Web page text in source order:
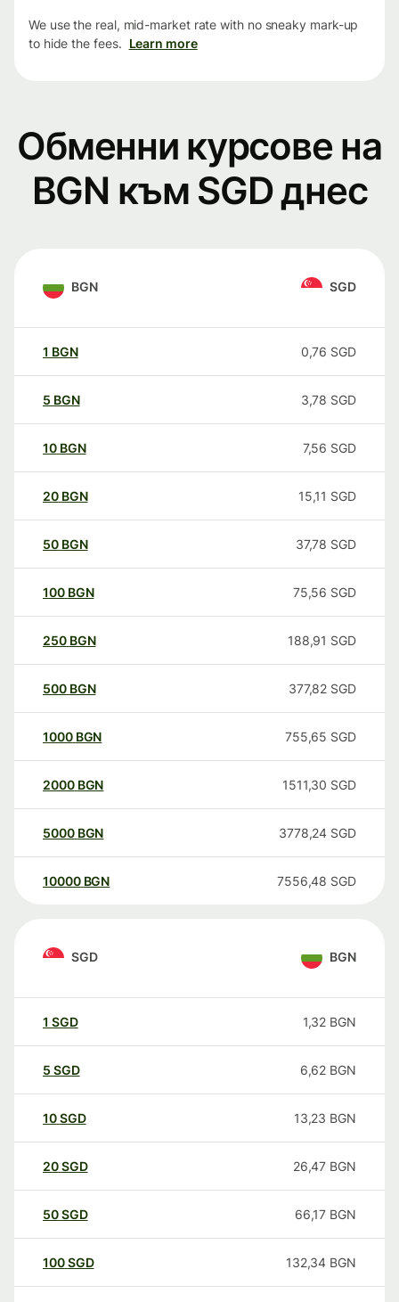
We use the real, mid-market rate with no sneaky mark-up
to hide the fees. Learn more
Обменни курсове на
BGN към SGD днес
BGN SGD
1 BGN 0,76 SGD
5 BGN 3,78 SGD
10 BGN 7,56 SGD
20 BGN 15,11 SGD
50 BGN 37,78 SGD
100 BGN 75,56 SGD
250 BGN 188,91 SGD
500 BGN 377,82 SGD
1000 BGN 755,65 SGD
2000 BGN 1511,30 SGD
5000 BGN 3778,24 SGD
10000 BGN 7556,48 SGD
SGD BGN
1 SGD 1,32 BGN
5 SGD 6,62 BGN
10SGD 13,23 BGN
20SGD 26,47 BGN
50SGD 66,17 BGN
100SGD 132,34 BGN